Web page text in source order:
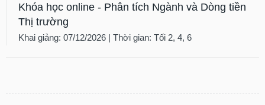
Khóa học online - Phân tích Ngành và Dòng tiền
Thị trường
Khai giảng: 07/12/2026 | Thời gian: Tối 2, 4, 6